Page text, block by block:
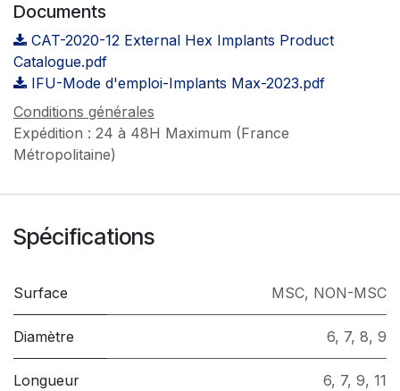
Documents
CAT-2020-12 External Hex Implants Product
Catalogue.pdf
IFU-Mode d'emploi-Implants Max-2023.pdf
Conditions générales
Expédition : 24 à 48H Maximum (France
Métropolitaine)
Spécifications
Surface MSC, NON-MSC
Diamètre 6, 7, 8, 9
Longueur 6, 7, 9, 11